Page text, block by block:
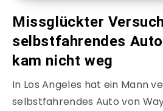
Missglückter
selbstfahrendes
kam nicht weg
In Los Angeles hat ein Mann
selbstfahrendes Auto von